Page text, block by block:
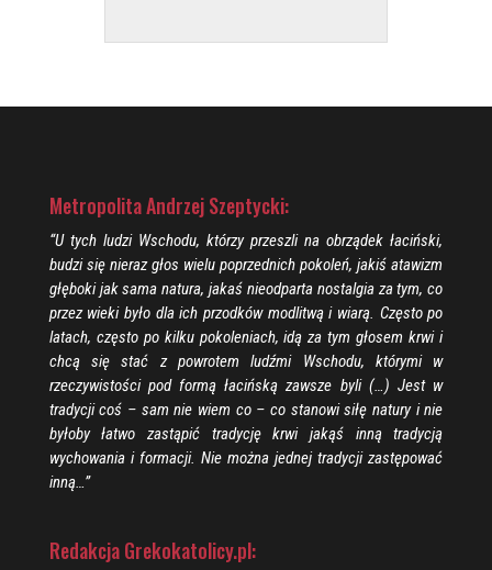
Metropolita Andrzej Szeptycki:
“U tych ludzi Wschodu, którzy przeszli na obrządek łaciński,
budzi się nieraz głos wielu poprzednich pokoleń, jakiś atawizm
głęboki jak sama natura, jakaś nieodparta nostalgia za tym, co
przez wieki było dla ich przodków modlitwą i wiarą. Często po
latach, często po kilku pokoleniach, idą za tym głosem krwi i
chcą się stać z powrotem ludźmi Wschodu, którymi w
rzeczywistości pod formą łacińską zawsze byli (…) Jest w
tradycji coś – sam nie wiem co – co stanowi siłę natury i nie
byłoby łatwo zastąpić tradycję krwi jakąś inną tradycją
wychowania i formacji. Nie można jednej tradycji zastępować
inną…”
Redakcja Grekokatolicy.pl: